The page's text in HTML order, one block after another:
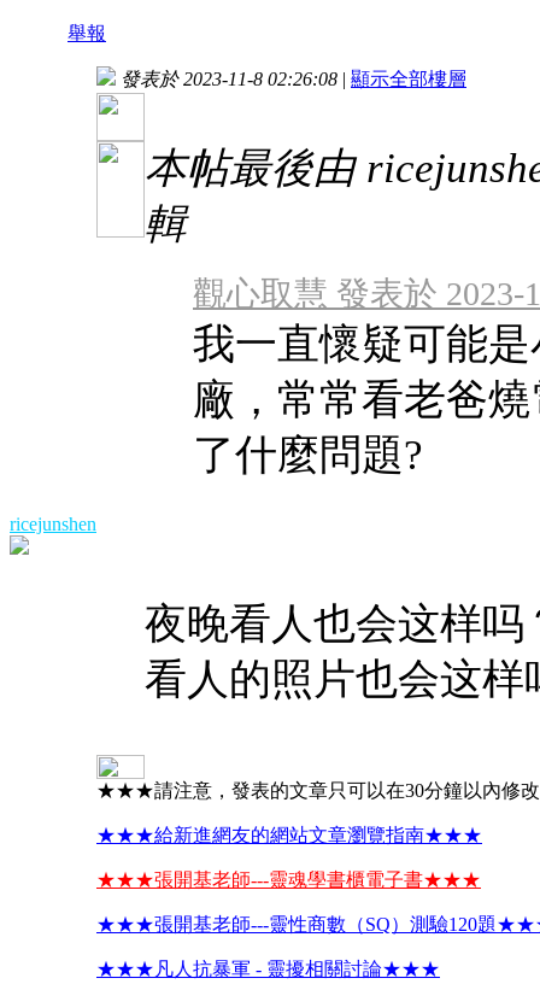
舉報
ricejunshen
發表於 2023-11-8 02:26:08 | 顯示全部樓層
本帖最後由
輯
觀心取慧 發表於 2023-
我一直懷疑可能
廠，常常看老爸
了什麼問題?
夜晚看人也会这样吗
看人的照片也会这样
★★★請注意，發表的文章只可以在30分鐘以內
★★★給新進網友的網站文章瀏覽指南★★★
★★★張開基老師---靈魂學書櫃電子書★★★
★★★張開基老師---靈性商數（SQ）測驗120題
★★★凡人抗暴軍 - 靈擾相關討論★★★